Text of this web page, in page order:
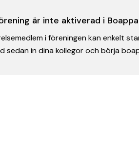
är inte aktiverad i Boappa
i föreningen kan enkelt
sedan in dina kollegor och börja